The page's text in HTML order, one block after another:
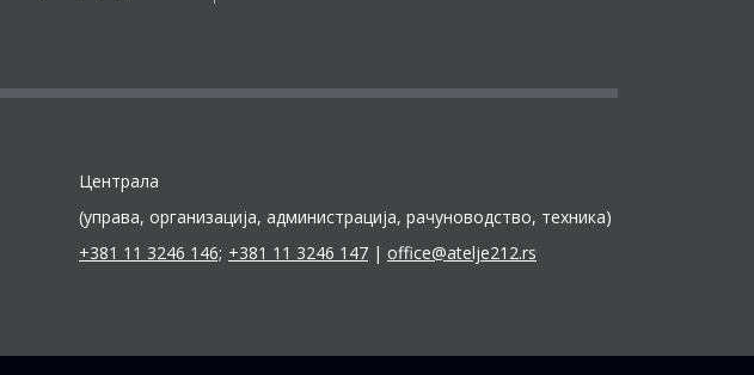
Централа
(управа, организација, администрација, рачуноводство, техника)
+381 11 3246 146; +381 11 3246 147 | office@atelje212.rs